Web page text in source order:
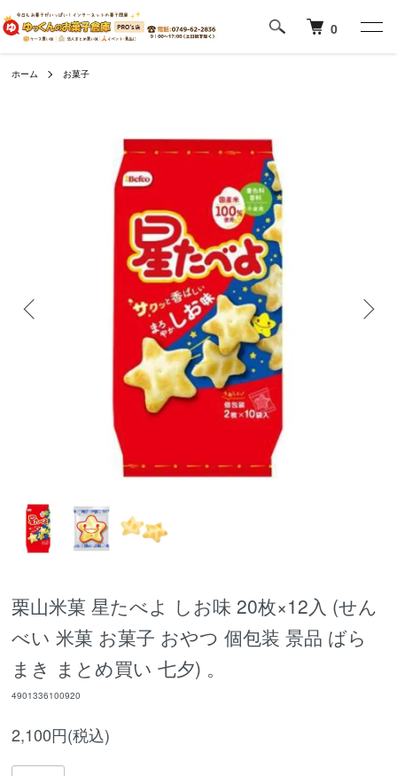
0
ホーム お菓子
栗山米菓 星たべよ しお味 20枚×12入 (せん
べい 米菓 お菓子 おやつ 個包装 景品 ばら
まき まとめ買い 七夕) 。
4901336100920
2,100円(税込)